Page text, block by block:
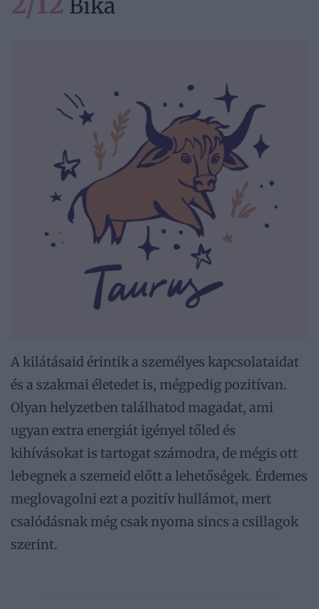
Bika
A kilátásaid érintik a személyes kapcsolataidat
és a szakmai életedet is, mégpedig pozitívan.
Olyan helyzetben találhatod magadat, ami
ugyan extra energiát igényel tőled és
kihívásokat is tartogat számodra, de mégis ott
lebegnek a szemeid előtt a lehetőségek. Érdemes
meglovagolni ezt a pozitív hullámot, mert
csalódásnak még csak nyoma sincs a csillagok
szerint.